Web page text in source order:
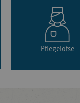
Pflegelotse